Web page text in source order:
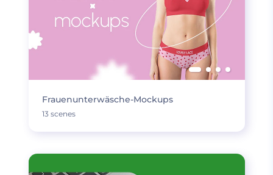
Frauenunterwäsche-Mockups
13 scenes